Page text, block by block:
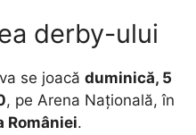
derby-ului
se joacă duminică, 5
, pe Arena Națională, în
României.